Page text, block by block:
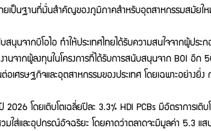
เป็นฐานที่มั่นสำคัญของภูมิภาคสำหรับอุตสาหกรรมสมัยใหม่
โอไอ ทำให้ประเทศไทยได้รับความสนใจจากผู้ประกอ
จากผู้ลงทุนในโครงการที่ได้รับการสนับสนุนจาก BOI อีก
ศรษฐกิจและอุตสาหกรรมของประเทศ โดยเฉพาะอย่างยิ่ง ก
เติบโตเฉลี่ยปีละ 3.3% HDI PCBs มีอัตราการเติบโต
มใส่และอุปกรณ์อัจฉริยะ โดยคาดว่าตลาดจะมีมูลค่า 5.3 แ